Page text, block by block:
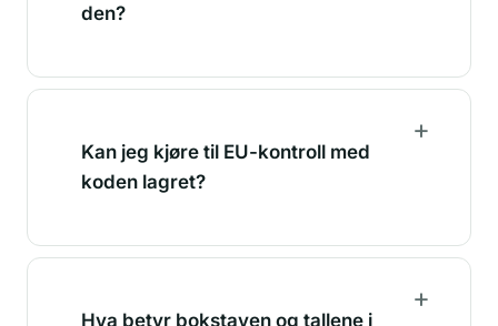
den?
Kan jeg kjøre til EU-kontroll med
koden lagret?
Hva betyr bokstaven og tallene i